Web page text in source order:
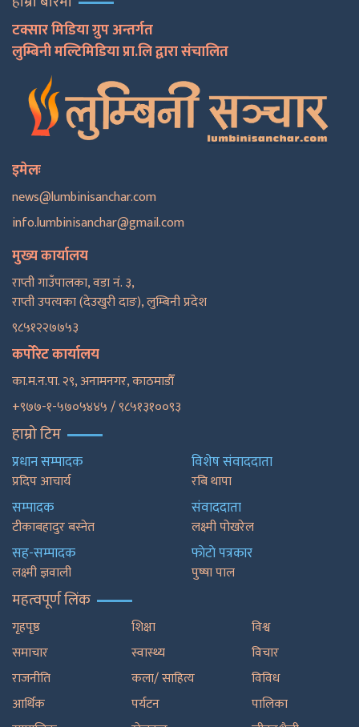
टक्सार मिडिया ग्रुप अन्तर्गत
लुम्बिनी मल्टिमिडिया प्रा.लि द्वारा संचालित
इमेलः
news@lumbinisanchar.com
info.lumbinisanchar@gmail.com
मुख्य कार्यालय
राप्ती गाउँपालका, वडा नं. ३,
राप्ती उपत्यका (देउखुरी दाङ), लुम्बिनी प्रदेश
९८५१२२७७५३
कर्पोरेट कार्यालय
का.म.न.पा. २९, अनामनगर, काठमाडाैँ
+९७७-१-५७०५४४५ / ९८५१३१००९३
हाम्रो टिम
प्रधान सम्पादक
प्रदिप आचार्य
सम्पादक
टीकाबहादुर बस्नेत
सह-सम्पादक
लक्ष्मी ज्ञवाली
विशेष संवाददाता
रबि थापा
संवाददाता
लक्ष्मी पोखरेल
फाेटाे पत्रकार
पुष्षा पाल
महत्वपूर्ण लिंक
गृहपृष्ठ
समाचार
राजनीति
आर्थिक
शिक्षा
स्वास्थ्य
कला/ साहित्य
पर्यटन
विश्व
विचार
विविध
पालिका